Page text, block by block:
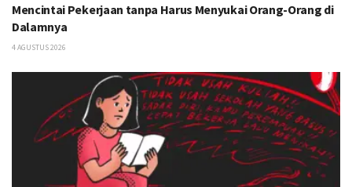
Mencintai Pekerjaan tanpa Harus Menyukai Orang-Orang di
Dalamnya
4 AGUSTUS 2026